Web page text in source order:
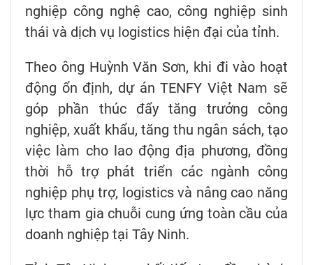
nghiệp công nghệ cao, công nghiệp sinh
thái và dịch vụ logistics hiện đại của tỉnh.
Theo ông Huỳnh Văn Sơn, khi đi vào hoạt
động ổn định, dự án TENFY Việt Nam sẽ
góp phần thúc đẩy tăng trưởng công
nghiệp, xuất khẩu, tăng thu ngân sách, tạo
việc làm cho lao động địa phương, đồng
thời hỗ trợ phát triển các ngành công
nghiệp phụ trợ, logistics và nâng cao năng
lực tham gia chuỗi cung ứng toàn cầu của
doanh nghiệp tại Tây Ninh.